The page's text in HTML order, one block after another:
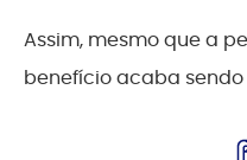
Assim, mesmo que a
benefício acaba